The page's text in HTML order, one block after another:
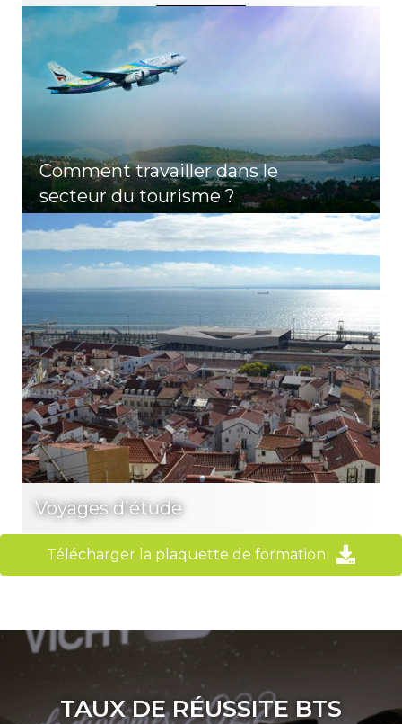
Comment travailler dans le
secteur du tourisme ?
Voyages d'étude
Télécharger la plaquette de formation
TAUX DE RÉUSSITE BTS